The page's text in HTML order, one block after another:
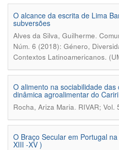
O alcance da escrita de Lima
subversões
Alves da Silva, Guilherme.
Núm. 6 (2018): Género,
Contextos Latinoamericanos.
O alimento na sociabilidade
dinâmica agroalimentar do
Rocha, Ariza Maria. RIVAR;
O Braço Secular em Portugal
XIII -XV )